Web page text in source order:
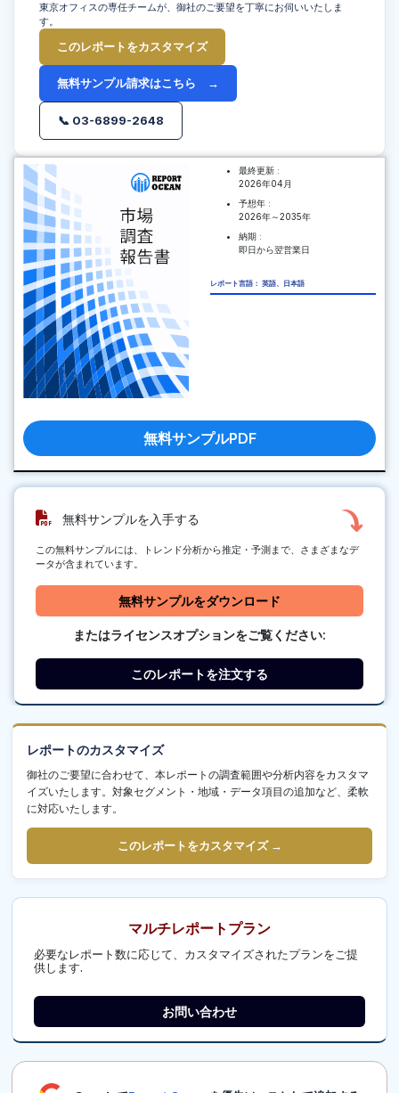
東京オフィスの専任チームが、御社のご要望を丁寧にお伺いいたしま
す。
このレポートをカスタマイズ
無料サンプル請求はこちら →
📞 03-6899-2648
最終更新 :
2026年04月
予想年 :
2026年～2035年
納期 :
即日から翌営業日
レポート言語： 英語、日本語
無料サンプルPDF
無料サンプルを入手する
この無料サンプルには、トレンド分析から推定・予測まで、さまざまなデ
ータが含まれています。
無料サンプルをダウンロード
またはライセンスオプションをご覧ください:
このレポートを注文する
レポートのカスタマイズ
御社のご要望に合わせて、本レポートの調査範囲や分析内容をカスタマ
イズいたします。対象セグメント・地域・データ項目の追加など、柔軟
に対応いたします。
このレポートをカスタマイズ →
マルチレポートプラン
必要なレポート数に応じて、カスタマイズされたプランをご提
供します.
お問い合わせ